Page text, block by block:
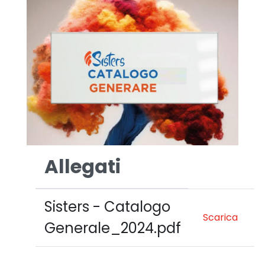
Allegati
Sisters - Catalogo
Generale_2024.pdf
Scarica